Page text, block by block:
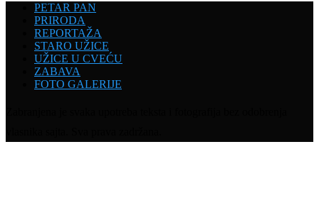
PETAR PAN
PRIRODA
REPORTAŽA
STARO UŽICE
UŽICE U CVEĆU
ZABAVA
FOTO GALERIJE